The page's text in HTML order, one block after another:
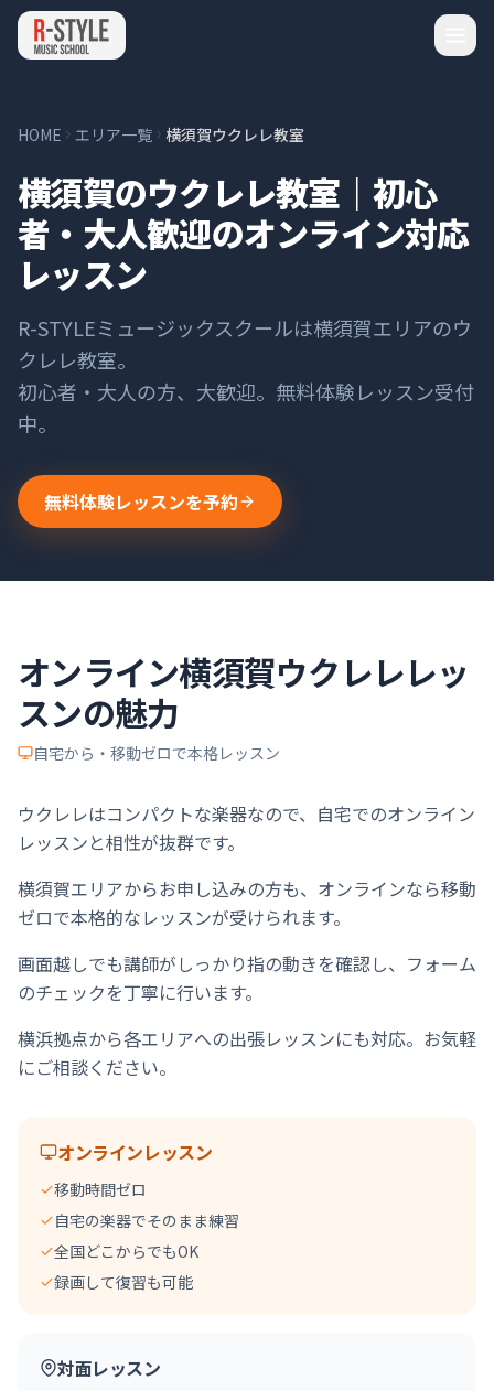
HOME エリア一覧 横須賀ウクレレ教室
横須賀のウクレレ教室｜初心
者・大人歓迎のオンライン対応
レッスン
R-STYLEミュージックスクールは横須賀エリアのウ
クレレ教室。
初心者・大人の方、大歓迎。無料体験レッスン受付
中。
無料体験レッスンを予約
オンライン横須賀ウクレレレッ
スンの魅力
自宅から・移動ゼロで本格レッスン
ウクレレはコンパクトな楽器なので、自宅でのオンライン
レッスンと相性が抜群です。
横須賀エリアからお申し込みの方も、オンラインなら移動
ゼロで本格的なレッスンが受けられます。
画面越しでも講師がしっかり指の動きを確認し、フォーム
のチェックを丁寧に行います。
横浜拠点から各エリアへの出張レッスンにも対応。お気軽
にご相談ください。
オンラインレッスン
移動時間ゼロ
自宅の楽器でそのまま練習
全国どこからでもOK
録画して復習も可能
対面レッスン